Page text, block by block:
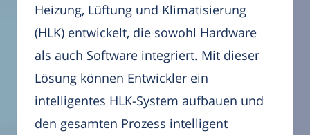
Heizung, Lüftung und Klimatisierung
(HLK) entwickelt, die sowohl Hardware
als auch Software integriert. Mit dieser
Lösung können Entwickler ein
intelligentes HLK-System aufbauen und
den gesamten Prozess intelligent